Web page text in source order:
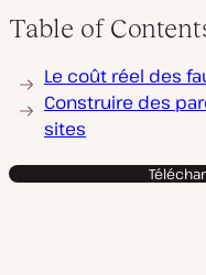
Table of
Le coût réel des
Construire des
sites